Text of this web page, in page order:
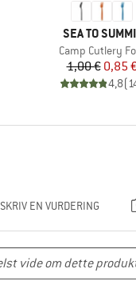
MÆRKE
SEA TO
Artikel
Camp Cutlery
Pris
1,00 € 0,85
4,8(
SKRIV EN VURDERING